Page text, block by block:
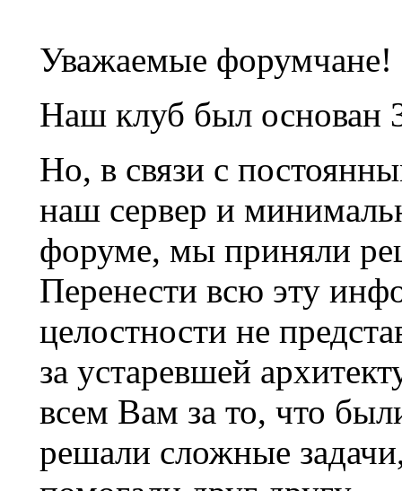
Уважаемые форумчане!
Наш клуб был основан
Но, в связи с
наш сервер и
форуме, мы приняли
Перенести всю эту
целостности не
за устаревшей
всем Вам за то, что
решали сложные